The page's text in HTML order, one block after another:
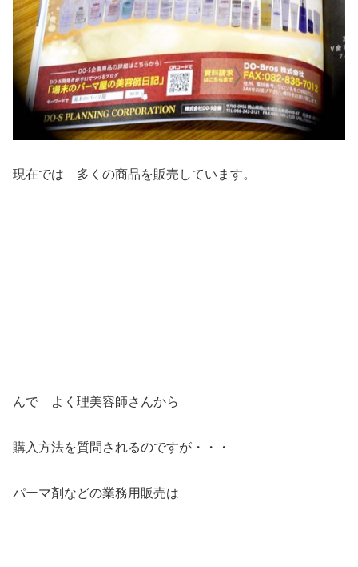
現在では 多くの商品を販売しています。
んで よく理美容師さんから
購入方法を質問されるのですが・・・
パーマ剤などの業務用販売は